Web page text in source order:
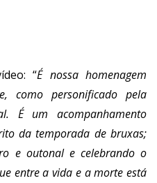
“É nossa homenagem
como personificado pela
É um acompanhamento
da temporada de bruxas;
e outonal e celebrando o
entre a vida e a morte está